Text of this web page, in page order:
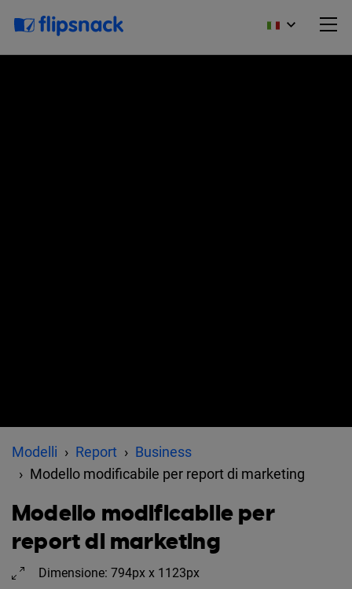
Modelli Report
Business
Modello modificabile per report di marketing
Modello modificabile per
report di marketing
Dimensione: 794px x 1123px